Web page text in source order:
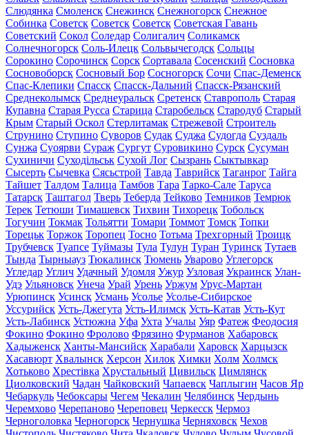
Слюдянка Смоленск Снежинск Снежногорск Снежное
Собинка Советск Советск Советск Советская Гавань
Советский Сокол Соледар Солигалич Соликамск
Солнечногорск Соль-Илецк Сольвычегодск Сольцы
Сорокино Сорочинск Сорск Сортавала Сосенский Сосновка
Сосновоборск Сосновый Бор Сосногорск Сочи Спас-Деменск
Спас-Клепики Спасск Спасск-Дальний Спасск-Рязанский
Среднеколымск Среднеуральск Сретенск Ставрополь Старая
Купавна Старая Русса Старица Старобельск Стародуб Старый
Крым Старый Оскол Стерлитамак Стрежевой Строитель
Струнино Ступино Суворов Судак Суджа Судогда Суздаль
Сунжа Суоярви Сураж Сургут Суровикино Сурск Сусуман
Сухиничи Суходільськ Сухой Лог Сызрань Сыктывкар
Сысерть Сычевка Сясьстрой Тавда Таврийск Таганрог Тайга
Тайшет Талдом Талица Тамбов Тара Тарко-Сале Таруса
Татарск Таштагол Тверь Теберда Тейково Темников Темрюк
Терек Тетюши Тимашевск Тихвин Тихорецк Тобольск
Тогучин Токмак Тольятти Томари Томмот Томск Топки
Торецьк Торжок Торопец Тосно Тотьма Трехгорный Троицк
Трубчевск Туапсе Туймазы Тула Тулун Туран Туринск Тутаев
Тында Тырныауз Тюкалинск Тюмень Уварово Углегорск
Угледар Углич Удачный Удомля Ужур Узловая Украинск Улан-
Удэ Ульяновск Унеча Урай Урень Уржум Урус-Мартан
Урюпинск Усинск Усмань Усолье Усолье-Сибирское
Уссурийск Усть-Джегута Усть-Илимск Усть-Катав Усть-Кут
Усть-Лабинск Устюжна Уфа Ухта Учалы Уяр Фатеж Феодосия
Фокино Фокино Фролово Фрязино Фурманов Хабаровск
Хадыженск Ханты-Мансийск Харабали Харовск Харцызск
Хасавюрт Хвалынск Херсон Хилок Химки Холм Холмск
Хотьково Хрестівка Хрустальный Цивильск Цимлянск
Циолковский Чадан Чайковский Чапаевск Чаплыгин Часов Яр
Чебаркуль Чебоксары Чегем Чекалин Челябинск Чердынь
Черемхово Черепаново Череповец Черкесск Чермоз
Черноголовка Черногорск Чернушка Черняховск Чехов